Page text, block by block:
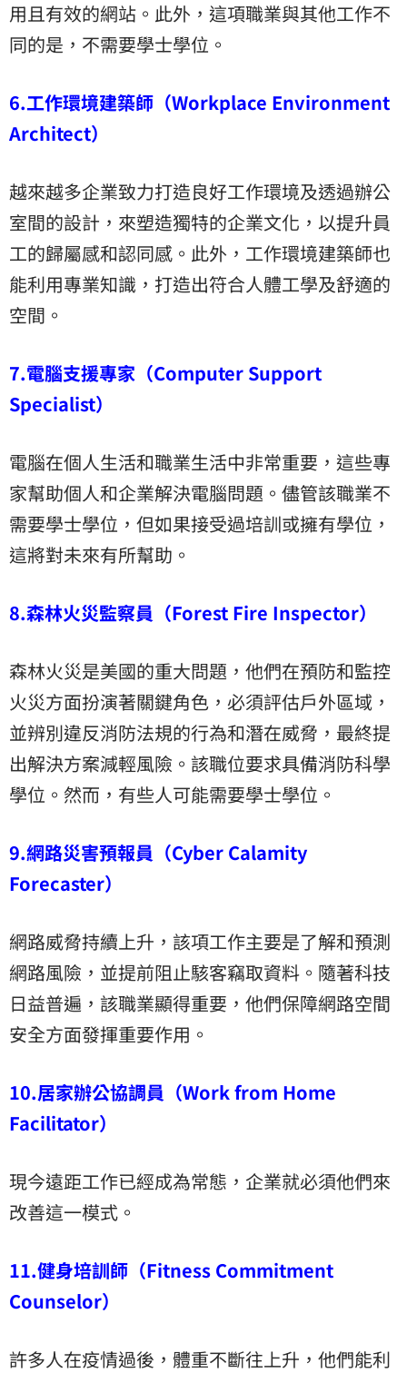
用且有效的網站。此外，這項職業與其他工作不
同的是，不需要學士學位。
6.工作環境建築師（Workplace Environment
Architect）
越來越多企業致力打造良好工作環境及透過辦公
室間的設計，來塑造獨特的企業文化，以提升員
工的歸屬感和認同感。此外，工作環境建築師也
能利用專業知識，打造出符合人體工學及舒適的
空間。
7.電腦支援專家（Computer Support
Specialist）
電腦在個人生活和職業生活中非常重要，這些專
家幫助個人和企業解決電腦問題。儘管該職業不
需要學士學位，但如果接受過培訓或擁有學位，
這將對未來有所幫助。
8.森林火災監察員（Forest Fire Inspector）
森林火災是美國的重大問題，他們在預防和監控
火災方面扮演著關鍵角色，必須評估戶外區域，
並辨別違反消防法規的行為和潛在威脅，最終提
出解決方案減輕風險。該職位要求具備消防科學
學位。然而，有些人可能需要學士學位。
9.網路災害預報員（Cyber Calamity
Forecaster）
網路威脅持續上升，該項工作主要是了解和預測
網路風險，並提前阻止駭客竊取資料。隨著科技
日益普遍，該職業顯得重要，他們保障網路空間
安全方面發揮重要作用。
10.居家辦公協調員（Work from Home
Facilitator）
現今遠距工作已經成為常態，企業就必須他們來
改善這一模式。
11.健身培訓師（Fitness Commitment
Counselor）
許多人在疫情過後，體重不斷往上升，他們能利